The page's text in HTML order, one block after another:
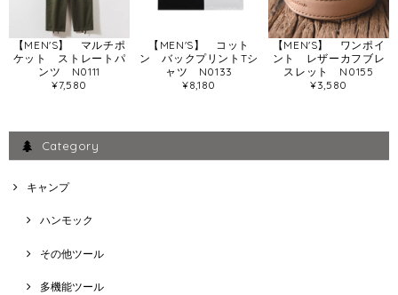
【MEN'S】 マルチポ
ケット ストレートパ
ンツ N0111
¥7,580
【MEN'S】 コット
ン バックプリントTシ
ャツ N0133
¥8,180
【MEN'S】 ワンポイ
ント レザーカフブレ
スレット N0155
¥3,580
Category
キャンプ
ハンモック
その他ツール
多機能ツール